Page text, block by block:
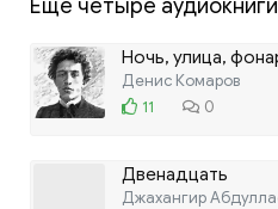
Ещё четыре аудиокниги
Ночь, улица,
Денис Комаров
11
0
Двенадцать
Джахангир